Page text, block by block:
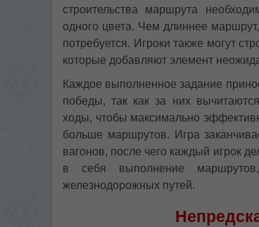
строительства маршрута
одного цвета. Чем длиннее
потребуется. Игроки также могут
которые добавляют элемент
Каждое выполненное задание
победы, так как за них
ходы, чтобы максимально
больше маршрутов. Игра
вагонов, после чего каждый игрок
в себя выполнение
железнодорожных путей.